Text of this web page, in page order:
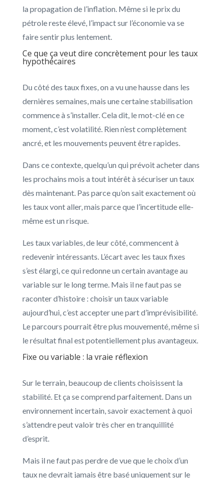
la propagation de l’inflation. Même si le prix du
pétrole reste élevé, l’impact sur l’économie va se
faire sentir plus lentement.
Ce que ça veut dire concrètement pour les taux
hypothécaires
Du côté des taux fixes, on a vu une hausse dans les
dernières semaines, mais une certaine stabilisation
commence à s’installer. Cela dit, le mot-clé en ce
moment, c’est volatilité. Rien n’est complètement
ancré, et les mouvements peuvent être rapides.
Dans ce contexte, quelqu’un qui prévoit acheter dans
les prochains mois a tout intérêt à sécuriser un taux
dès maintenant. Pas parce qu’on sait exactement où
les taux vont aller, mais parce que l’incertitude elle-
même est un risque.
Les taux variables, de leur côté, commencent à
redevenir intéressants. L’écart avec les taux fixes
s’est élargi, ce qui redonne un certain avantage au
variable sur le long terme. Mais il ne faut pas se
raconter d’histoire : choisir un taux variable
aujourd’hui, c’est accepter une part d’imprévisibilité.
Le parcours pourrait être plus mouvementé, même si
le résultat final est potentiellement plus avantageux.
Fixe ou variable : la vraie réflexion
Sur le terrain, beaucoup de clients choisissent la
stabilité. Et ça se comprend parfaitement. Dans un
environnement incertain, savoir exactement à quoi
s’attendre peut valoir très cher en tranquillité
d’esprit.
Mais il ne faut pas perdre de vue que le choix d’un
taux ne devrait jamais être basé uniquement sur le